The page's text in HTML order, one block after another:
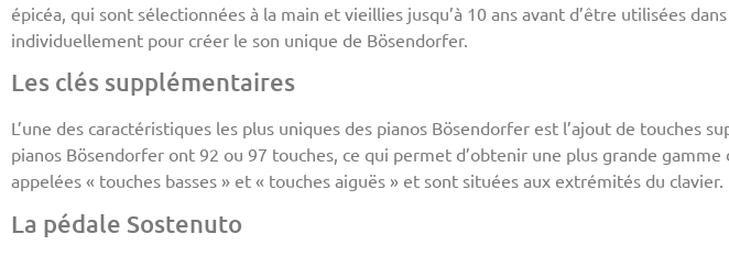
épicéa, qui sont sélectionnées à la main et vieillies jusqu’à 10 ans avant d’être utilisées
individuellement pour créer le son unique de Bösendorfer.
Les clés supplémentaires
L’une des caractéristiques les plus uniques des pianos Bösendorfer est l’ajout de touches
pianos Bösendorfer ont 92 ou 97 touches, ce qui permet d’obtenir une plus grande
appelées « touches basses » et « touches aiguës » et sont situées aux extrémités du clavier.
La pédale Sostenuto